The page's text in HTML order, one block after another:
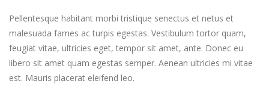
Pellentesque habitant morbi tristique senectus et netus et
malesuada fames ac turpis egestas. Vestibulum tortor quam,
feugiat vitae, ultricies eget, tempor sit amet, ante. Donec eu
libero sit amet quam egestas semper. Aenean ultricies mi vitae
est. Mauris placerat eleifend leo.